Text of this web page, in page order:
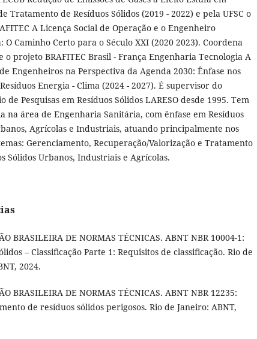
Tratamento de Resíduos Sólidos (2019 - 2022) e pela UFSC o
A Licença Social de Operação e o Engenheiro
O Caminho Certo para o Século XXI (2020 2023). Coordena
o projeto BRAFITEC Brasil - França Engenharia Tecnologia A
Engenheiros na Perspectiva da Agenda 2030: Ênfase nos
Energia - Clima (2024 - 2027). É supervisor do
de Pesquisas em Resíduos Sólidos LARESO desde 1995. Tem
na área de Engenharia Sanitária, com ênfase em Resíduos
Agrícolas e Industriais, atuando principalmente nos
Gerenciamento, Recuperação/Valorização e Tratamento
Sólidos Urbanos, Industriais e Agrícolas.
BRASILEIRA DE NORMAS TÉCNICAS. ABNT NBR 10004-1:
– Classificação Parte 1: Requisitos de classificação. Rio de
2024.
BRASILEIRA DE NORMAS TÉCNICAS. ABNT NBR 12235:
de resíduos sólidos perigosos. Rio de Janeiro: ABNT,